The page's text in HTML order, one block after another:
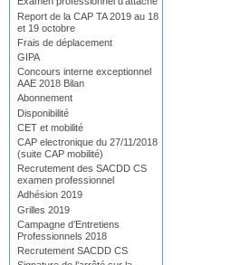
Report de la CAP TA 2019 au 18
et 19 octobre
Frais de déplacement
GIPA
Concours interne exceptionnel
AAE 2018 Bilan
Abonnement
Disponibilité
CET et mobilité
CAP electronique du 27/11/2018
(suite CAP mobilité)
Recrutement des SACDD CS
examen professionnel
Adhésion 2019
Grilles 2019
Campagne d’Entretiens
Professionnels 2018
Recrutement SACDD CS